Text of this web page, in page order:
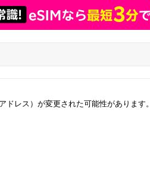
レス）が変更された可能性があります。